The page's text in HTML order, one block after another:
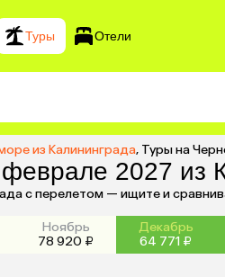
Туры Отели
из Калининграда, Туры на
2027 из
с перелетом — ищите и
Ноябрь
78 920 ₽
Декабрь
64 771 ₽